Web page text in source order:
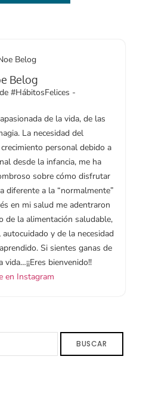
Belog
#HábitosFelices -
de la vida, de las
La necesidad del
personal debido a
desde la infancia, me ha
sobre cómo disfrutar
diferente a la “normalmente”
en mi salud me adentraron
de la alimentación saludable,
y de la necesidad
Si sientes ganas de
bienvenido!!
en Instagram
BUSCAR